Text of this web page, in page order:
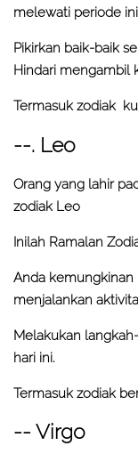
melewati periode
Pikirkan baik-baik
Hindari mengambil
Termasuk zodiak
--. Leo
Orang yang lahir
zodiak Leo
Inilah Ramalan
Anda kemungkinan
menjalankan
Melakukan
hari ini.
Termasuk zodiak
-- Virgo